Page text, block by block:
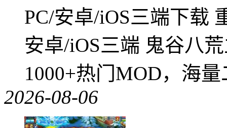
PC/安卓/iOS三端下载
安卓/iOS三端 鬼谷八
1000+热门MOD，海
2026-08-06